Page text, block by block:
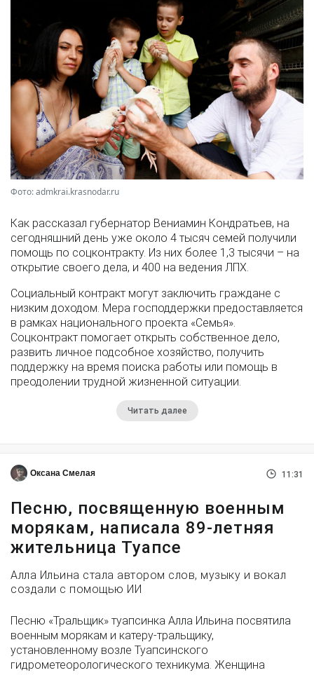
Фото: admkrai.krasnodar.ru
Как рассказал губернатор Вениамин Кондратьев, на
сегодняшний день уже около 4 тысяч семей получили
помощь по соцконтракту. Из них более 1,3 тысячи – на
открытие своего дела, и 400 на ведения ЛПХ.
Социальный контракт могут заключить граждане с
низким доходом. Мера господдержки предоставляется
в рамках национального проекта «Семья».
Соцконтракт помогает открыть собственное дело,
развить личное подсобное хозяйство, получить
поддержку на время поиска работы или помощь в
преодолении трудной жизненной ситуации.
Читать далее
Оксана Смелая 11:31
Песню, посвященную военным
морякам, написала 89-летняя
жительница Туапсе
Алла Ильина стала автором слов, музыку и вокал
создали с помощью ИИ
Песню «Тральщик» туапсинка Алла Ильина посвятила
военным морякам и катеру-тральщику,
установленному возле Туапсинского
гидрометеорологического техникума. Женщина